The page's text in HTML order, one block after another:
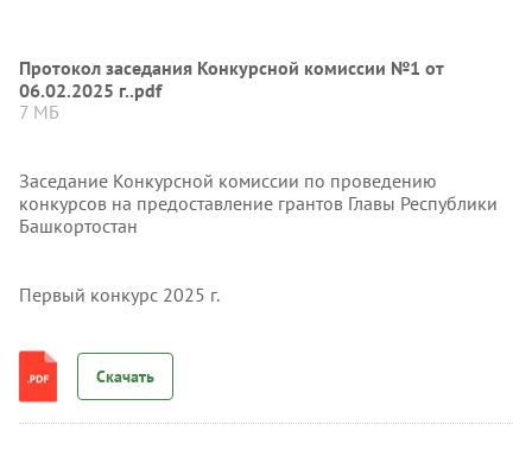
Протокол заседания Конкурсной комиссии №1 от
06.02.2025 г..pdf
7 МБ
Заседание Конкурсной комиссии по проведению
конкурсов на предоставление грантов Главы Республики
Башкортостан
Первый конкурс 2025 г.
Скачать